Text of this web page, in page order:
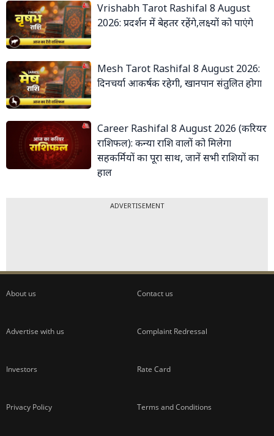
Vrishabh Tarot Rashifal 8 August
2026: प्रदर्शन में बेहतर रहेंगे,लक्ष्यों को पाएंगे
Mesh Tarot Rashifal 8 August 2026:
दिनचर्या आकर्षक रहेगी, खानपान संतुलित होगा
Career Rashifal 8 August 2026 (करियर
राशिफल): कन्या राशि वालों को मिलेगा
सहकर्मियों का पूरा साथ, जानें सभी राशियों का
हाल
ADVERTISEMENT
About us Contact us
Advertise with us Complaint Redressal
Investors Rate Card
Privacy Policy Terms and Conditions